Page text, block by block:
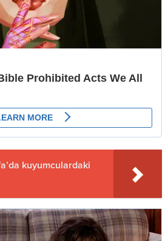
kuyumculardaki